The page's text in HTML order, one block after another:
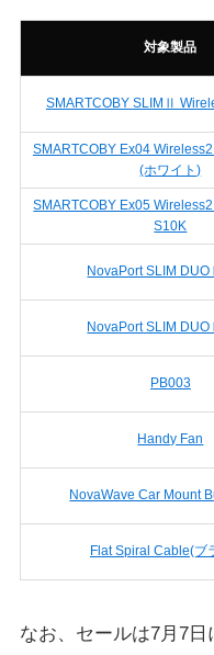
対象製品
SMARTCOBY SLIMⅡ
SMARTCOBY Ex04
(ホワイト)
SMARTCOBY Ex05
S10K
NovaPort SLIM
NovaPort SLIM
PB003
Handy Fan
NovaWave Car Mount
Flat Spiral Cable(ブ
なお、セールは7月7